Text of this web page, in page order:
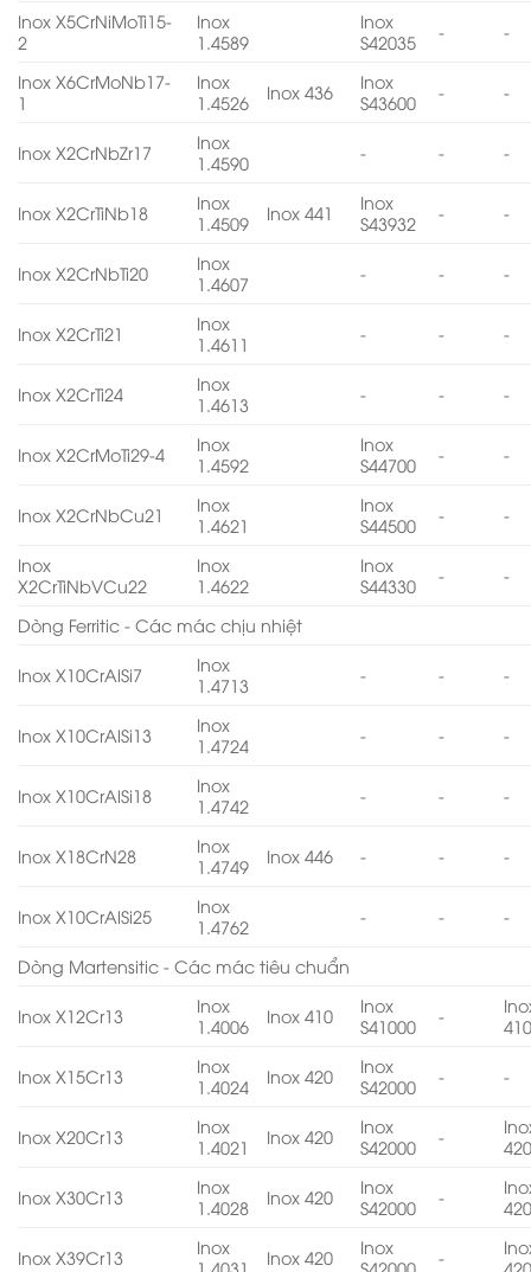
Inox X5CrNiMoTi15-
2
Inox
1.4589
Inox
S42035
- -
Inox X6CrMoNb17-
1
Inox
1.4526
Inox 436
Inox
S43600
- -
Inox X2CrNbZr17
Inox
1.4590
- - -
Inox X2CrTiNb18
Inox
1.4509
Inox 441
Inox
S43932
- -
Inox X2CrNbTi20
Inox
1.4607
- - -
Inox X2CrTi21
Inox
1.4611
- - -
Inox X2CrTi24
Inox
1.4613
- - -
Inox X2CrMoTi29-4
Inox
1.4592
Inox
S44700
- -
Inox X2CrNbCu21
Inox
1.4621
Inox
S44500
- -
Inox
X2CrTiNbVCu22
Inox
1.4622
Inox
S44330
- -
Dòng Ferritic - Các mác chịu nhiệt
Inox X10CrAlSi7
Inox
1.4713
- - -
Inox X10CrAlSi13
Inox
1.4724
- - -
Inox X10CrAlSi18
Inox
1.4742
- - -
Inox X18CrN28
Inox
1.4749
Inox 446 - - -
Inox X10CrAlSi25
Inox
1.4762
- - -
Dòng Martensitic - Các mác tiêu chuẩn
Inox X12Cr13
Inox
1.4006
Inox 410
Inox
S41000
-
Inox X15Cr13
Inox
1.4024
Inox 420
Inox
S42000
- -
Inox X20Cr13
Inox
1.4021
Inox 420
Inox
S42000
-
Inox X30Cr13
Inox
1.4028
Inox 420
Inox
S42000
-
Inox X39Cr13
Inox
Inox 420
Inox
-